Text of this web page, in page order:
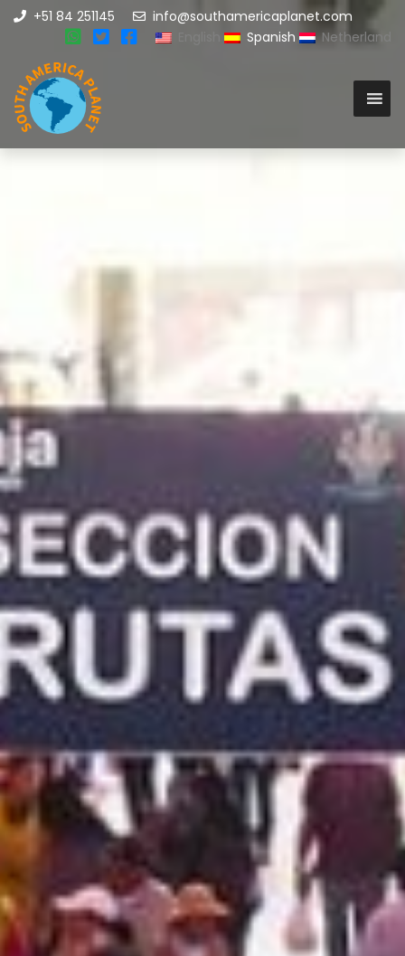
+51 84 251145
info@southamericaplanet.com
Spanish Netherland